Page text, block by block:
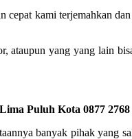
cepat kami terjemahkan
ataupun yang yang lain
Puluh Kota 0877 2768
banyak pihak yang